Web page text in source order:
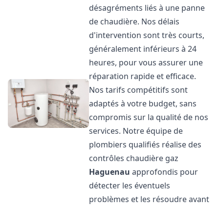
désagréments liés à une panne
de chaudière. Nos délais
d'intervention sont très courts,
généralement inférieurs à 24
heures, pour vous assurer une
réparation rapide et efficace.
Nos tarifs compétitifs sont
adaptés à votre budget, sans
compromis sur la qualité de nos
services. Notre équipe de
plombiers qualifiés réalise des
contrôles chaudière gaz
Haguenau approfondis pour
détecter les éventuels
problèmes et les résoudre avant